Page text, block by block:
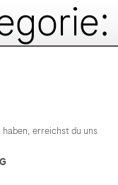
erreichst du uns